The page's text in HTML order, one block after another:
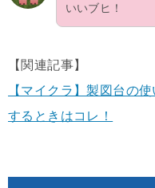
いいブヒ！
【関連記事】
【マイクラ】製図台の
するときはコレ！